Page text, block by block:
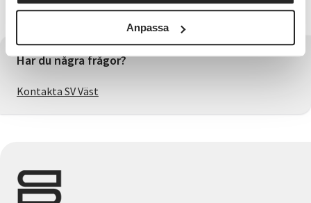
Anpassa
Arrangeras i samarbete med Flatö Kyrkas Vänner
Har du några frågor?
Kontakta SV Väst